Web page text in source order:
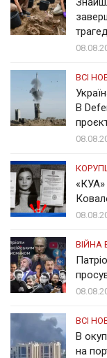
ВСІ
В
ВІЙНА
ВСІ
В
на